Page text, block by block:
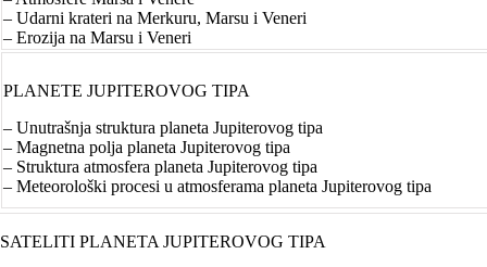
– Udarni krateri na Merkuru, Marsu i Veneri
– Erozija na Marsu i Veneri
PLANETE JUPITEROVOG TIPA
– Unutrašnja struktura planeta Jupiterovog tipa
– Magnetna polja planeta Jupiterovog tipa
– Struktura atmosfera planeta Jupiterovog tipa
– Meteorološki procesi u atmosferama planeta Jupiterovog tipa
SATELITI PLANETA JUPITEROVOG TIPA